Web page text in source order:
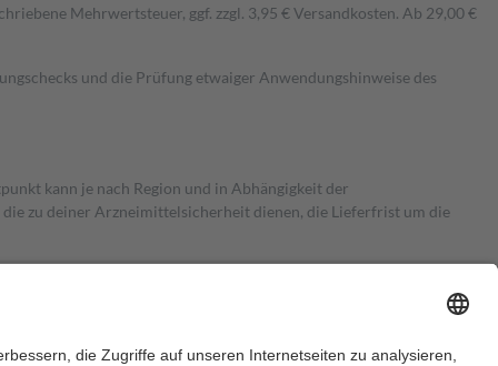
Mehrwertsteuer, ggf. zzgl. 3,95 € Versandkosten. Ab 29,00 €
und die Prüfung etwaiger Anwendungshinweise des
kann je nach Region und in Abhängigkeit der
zu deiner Arzneimittelsicherheit dienen, die Lieferfrist um die